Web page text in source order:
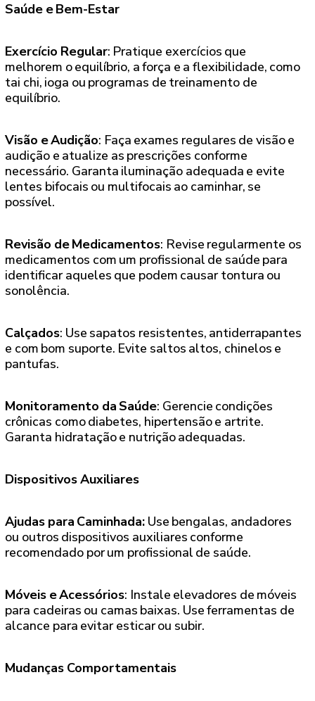
Saúde e Bem-Estar
Exercício Regular: Pratique exercícios que
melhorem o equilíbrio, a força e a flexibilidade, como
tai chi, ioga ou programas de treinamento de
equilíbrio.
Visão e Audição: Faça exames regulares de visão e
audição e atualize as prescrições conforme
necessário. Garanta iluminação adequada e evite
lentes bifocais ou multifocais ao caminhar, se
possível.
Revisão de Medicamentos: Revise regularmente os
medicamentos com um profissional de saúde para
identificar aqueles que podem causar tontura ou
sonolência.
Calçados: Use sapatos resistentes, antiderrapantes
e com bom suporte. Evite saltos altos, chinelos e
pantufas.
Monitoramento da Saúde: Gerencie condições
crônicas como diabetes, hipertensão e artrite.
Garanta hidratação e nutrição adequadas.
Dispositivos Auxiliares
Ajudas para Caminhada: Use bengalas, andadores
ou outros dispositivos auxiliares conforme
recomendado por um profissional de saúde.
Móveis e Acessórios: Instale elevadores de móveis
para cadeiras ou camas baixas. Use ferramentas de
alcance para evitar esticar ou subir.
Mudanças Comportamentais